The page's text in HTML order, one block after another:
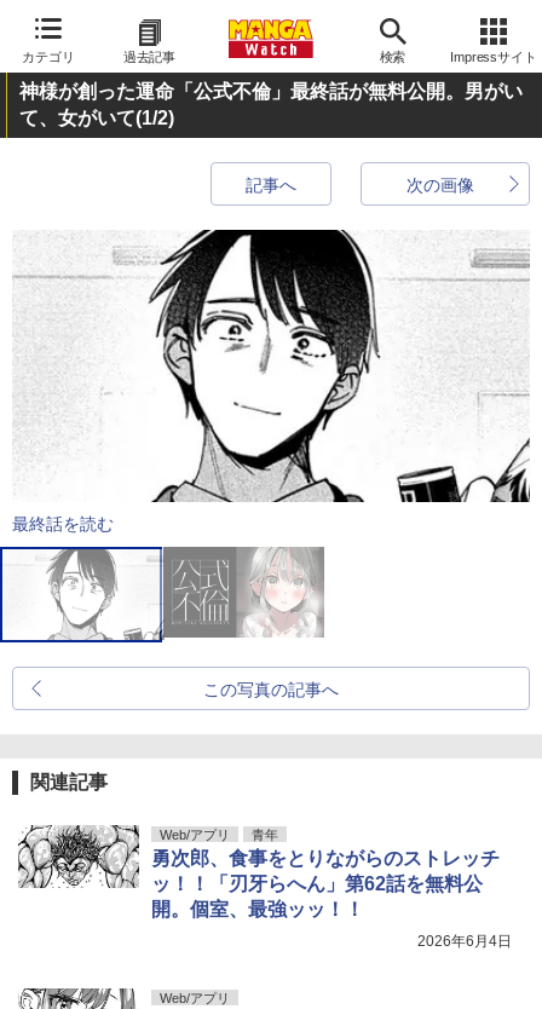
カテゴリ 過去記事 検索 Impressサイト
神様が創った運命「公式不倫」最終話が無料公開。男がい
て、女がいて(1/2)
次の画像
記事へ
最終話を読む
この写真の記事へ
関連記事
Web/アプリ 青年
勇次郎、食事をとりながらのストレッチ
ッ！！「刃牙らへん」第62話を無料公
開。個室、最強ッッ！！
2026年6月4日
Web/アプリ